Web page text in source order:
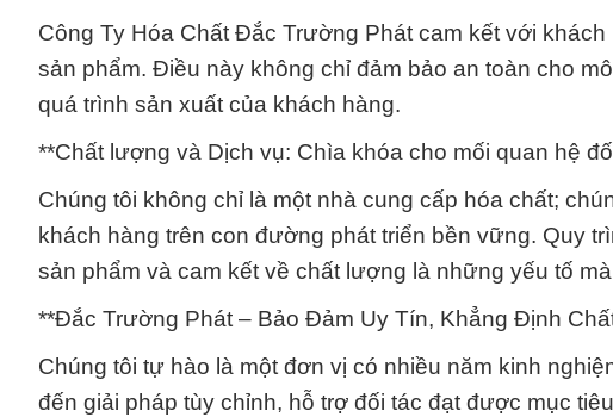
Công Ty Hóa Chất Đắc Trường Phát cam kết với
sản phẩm. Điều này không chỉ đảm bảo an toàn cho
quá trình sản xuất của khách hàng.
**Chất lượng và Dịch vụ: Chìa khóa cho mối quan hệ
Chúng tôi không chỉ là một nhà cung cấp hóa chất;
khách hàng trên con đường phát triển bền vững. Quy
sản phẩm và cam kết về chất lượng là những yếu tố
**Đắc Trường Phát – Bảo Đảm Uy Tín, Khẳng Định
Chúng tôi tự hào là một đơn vị có nhiều năm kinh
đến giải pháp tùy chỉnh, hỗ trợ đối tác đạt được mục